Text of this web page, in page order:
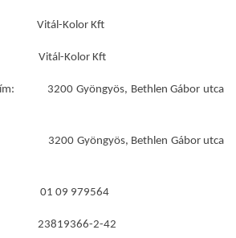
Kolor Kft
Kolor Kft
cím: 3200 Gyöngyös, Bethlen Gábor utca
3200 Gyöngyös, Bethlen Gábor utca
01 09 979564
2-42